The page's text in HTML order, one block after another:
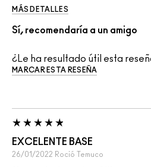
MÁS DETALLES
Sí, recomendaría a un amigo
¿Le ha resultado útil esta
MARCAR ESTA RESEÑA
EXCELENTE BASE
26/01/2022 Roció Temuco